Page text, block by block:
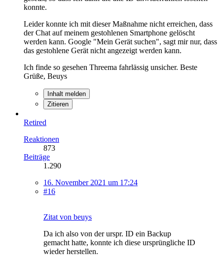
konnte.
Leider konnte ich mit dieser Maßnahme nicht erreichen, dass
der Chat auf meinem gestohlenen Smartphone gelöscht
werden kann. Google "Mein Gerät suchen", sagt mir nur, dass
das gestohlene Gerät nicht angezeigt werden kann.
Ich finde so gesehen Threema fahrlässig unsicher. Beste
Grüße, Beuys
Inhalt melden
Zitieren
Retired
Reaktionen
873
Beiträge
1.290
16. November 2021 um 17:24
#16
Zitat von beuys
Da ich also von der urspr. ID ein Backup
gemacht hatte, konnte ich diese ursprüngliche ID
wieder herstellen.